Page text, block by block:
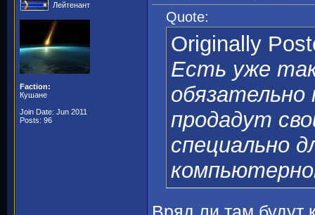
Лейтенант
Faction:
Кушане
Join Date: Jun 2011
Posts: 96
Quote:
Originally
Есть уже
продадут
специально